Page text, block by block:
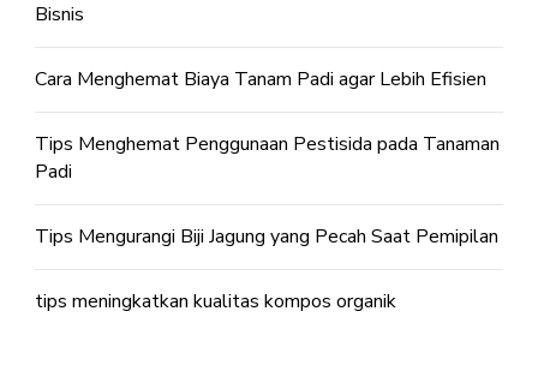
Bisnis
Cara Menghemat Biaya Tanam Padi agar Lebih Efisien
Tips Menghemat Penggunaan Pestisida pada Tanaman
Padi
Tips Mengurangi Biji Jagung yang Pecah Saat Pemipilan
tips meningkatkan kualitas kompos organik